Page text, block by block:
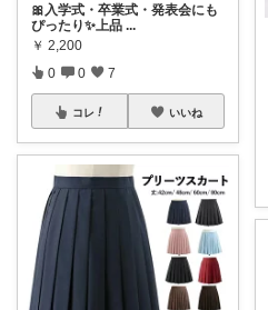
🎀入学式・卒業式・発表会にも
ぴったり✨上品 ...
￥ 2,200
0 0 7
コレ いいね